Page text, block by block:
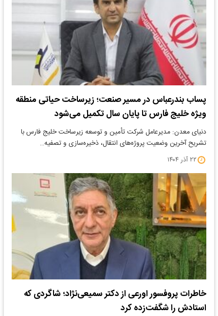
پساب بندرعباس در مسیر صنعت؛ زیرساخت حیاتی منطقه
ویژه خلیج فارس تا پایان سال تکمیل می‌شود
دنیای معدن: مدیرعامل شرکت تأمین و توسعه زیرساخت خلیج فارس با
تشریح آخرین وضعیت پروژه‌های انتقال، ذخیره‌سازی و تصفیه…
۲۲ آذر ۱۴۰۴
خاطرات پروفسور اورعی از دکتر سمیعی‌نژاد؛ شاگردی که
استادش را شگفت‌زده کرد